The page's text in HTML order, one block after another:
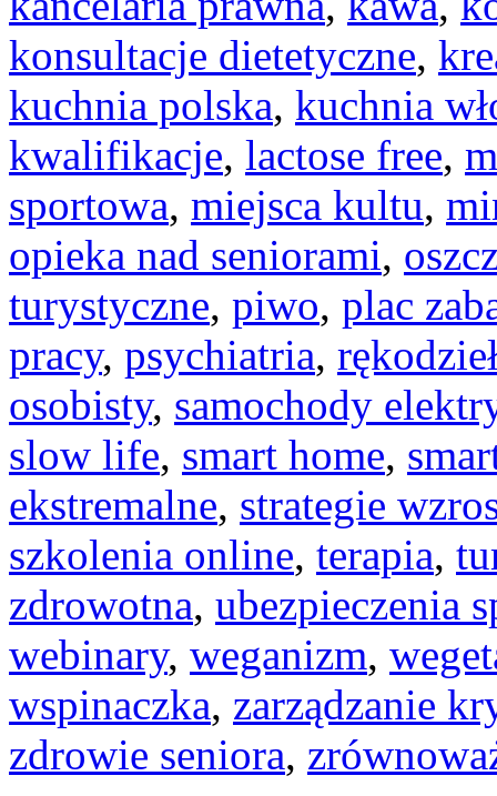
konsultacje dietetyczne,
kuchnia polska, kuchnia
kwalifikacje, lactose free,
sportowa, miejsca kultu,
opieka nad seniorami,
turystyczne, piwo, plac
pracy, psychiatria,
osobisty, samochody
slow life, smart home,
ekstremalne, strategie
szkolenia online, terapia,
zdrowotna, ubezpieczenia
webinary, weganizm,
wspinaczka, zarządzanie
zdrowie seniora,